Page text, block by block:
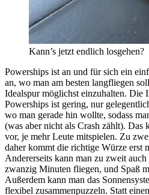
Kann’s jetzt endlich losgehen?
Powerships ist an und für sich ein
an, wo man am besten langfliegen
Idealspur möglichst einzuhalten. Die
Powerships ist gering, nur
wo man gerade hin wollte, sodass
(was aber nicht als Crash zählt). Das
vor, je mehr Leute mitspielen. Zu
daher kommt die richtige Würze erst
Andererseits kann man zu zweit
zwanzig Minuten fliegen, und Spaß
Außerdem kann man das
flexibel zusammenpuzzeln. Statt